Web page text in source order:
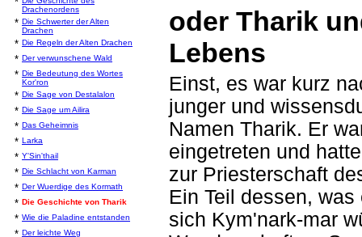
Drachenordens
* Die Schwerter der Alten
Drachen
* Die Regeln der Alten Drachen
* Der verwunschene Wald
* Die Bedeutung des Wortes
Kor'ron
* Die Sage von Destalalon
* Die Sage um Ailira
* Das Geheimnis
* Larka
* Y'Sin'thail
* Die Schlacht von Karman
* Der Wuerdige des Kormath
* Die Geschichte von Tharik
* Wie die Paladine entstanden
* Der leichte Weg
oder Tharik
Lebens
Einst, es war kurz
junger und
Namen Tharik. Er
eingetreten und
zur Priesterschaft
Ein Teil dessen,
sich Kym'nark-mar